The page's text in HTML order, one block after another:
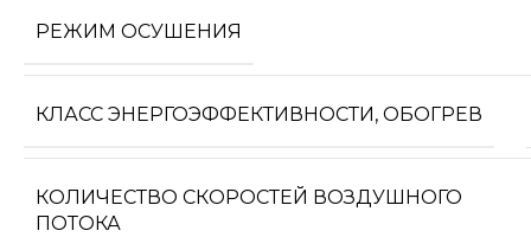
РЕЖИМ ОСУШЕНИЯ
КЛАСС ЭНЕРГОЭФФЕКТИВНОСТИ, ОБОГРЕВ
КОЛИЧЕСТВО СКОРОСТЕЙ ВОЗДУШНОГО
ПОТОКА